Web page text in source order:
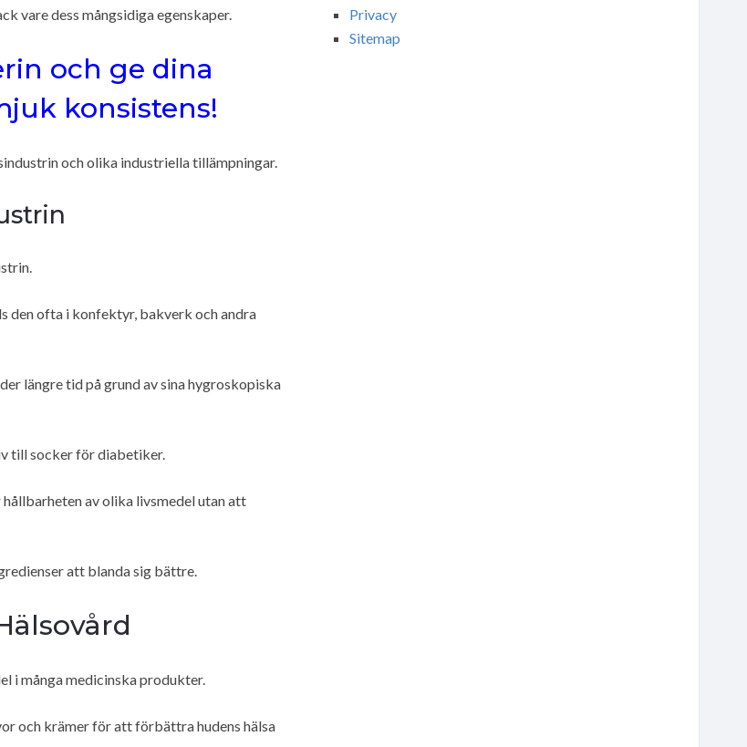
vare dess mångsidiga egenskaper.
och ge dina
konsistens!
och olika industriella tillämpningar.
den ofta i konfektyr, bakverk och andra
längre tid på grund av sina hygroskopiska
till socker för diabetiker.
av olika livsmedel utan att
att blanda sig bättre.
i många medicinska produkter.
och krämer för att förbättra hudens hälsa
Privacy
Sitemap